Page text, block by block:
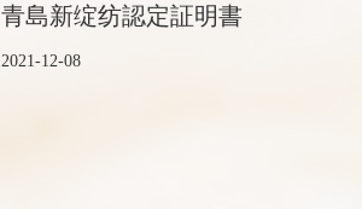
青島新绽纺認定証明書
2021-12-08